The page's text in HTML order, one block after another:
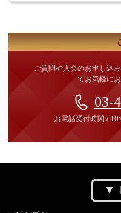
ご質問や入会のお申し込
てお気軽に
03-
お電話受付時間 /